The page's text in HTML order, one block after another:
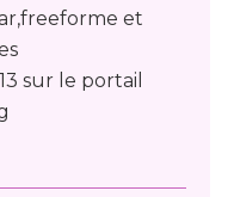
et
sur le portail